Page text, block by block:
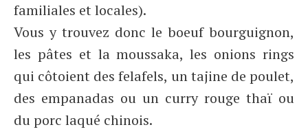
familiales et locales).
Vous y trouvez donc le boeuf bourguignon,
les pâtes et la moussaka, les onions rings
qui côtoient des felafels, un tajine de poulet,
des empanadas ou un curry rouge thaï ou
du porc laqué chinois.